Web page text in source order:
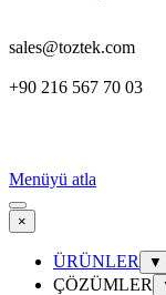
sales@toztek.com
+90 216 567 70 03
Menüyü atla
×
ÜRÜNLER ▼
ÇÖZÜMLER